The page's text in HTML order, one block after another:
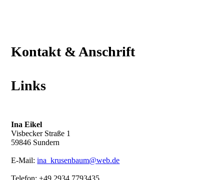
Kontakt & Anschrift
Links
Ina Eikel
Visbecker Straße 1
59846 Sundern
E-Mail: ina_krusenbaum@web.de
Telefon: +49 2934 7793435